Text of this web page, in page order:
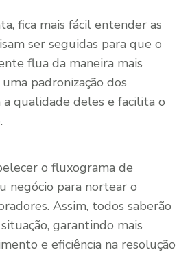
fica mais fácil entender as
ser seguidas para que o
flua da maneira mais
padronização dos
a qualidade deles e facilita o
o fluxograma de
negócio para nortear o
Assim, todos saberão
garantindo mais
e eficiência na resolução